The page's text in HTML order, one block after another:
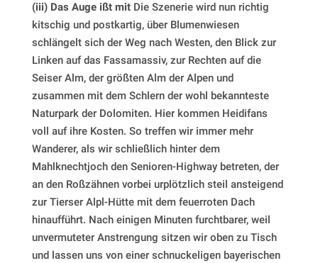
(iii) Das Auge ißt mitDie Szenerie wird nun richtig
kitschig und postkartig, über Blumenwiesen
schlängelt sich der Weg nach Westen, den Blick zur
Linken auf das Fassamassiv, zur Rechten auf die
Seiser Alm, der größten Alm der Alpen und
zusammen mit dem Schlern der wohl bekannteste
Naturpark der Dolomiten. Hier kommen Heidifans
voll auf ihre Kosten. So treffen wir immer mehr
Wanderer, als wir schließlich hinter dem
Mahlknechtjoch den Senioren-Highway betreten, der
an den Roßzähnen vorbei urplötzlich steil ansteigend
zur Tierser Alpl-Hütte mit dem feuerroten Dach
hinaufführt. Nach einigen Minuten furchtbarer, weil
unvermuteter Anstrengung sitzen wir oben zu Tisch
und lassen uns von einer schnuckeligen bayerischen